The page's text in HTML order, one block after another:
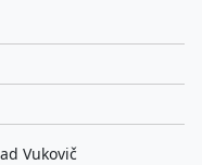
Vukovič